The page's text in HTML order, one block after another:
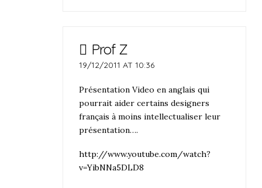
Prof Z
19/12/2011 AT 10:36
Présentation Video en anglais qui
pourrait aider certains designers
français à moins intellectualiser leur
présentation….
http://www.youtube.com/watch?
v=YibNNa5DLD8